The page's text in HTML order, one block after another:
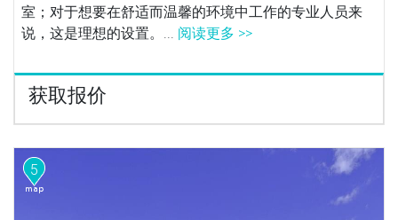
室；对于想要在舒适而温馨的环境中工作的专业人员来
说，这是理想的设置。... 阅读更多 >>
获取报价
5